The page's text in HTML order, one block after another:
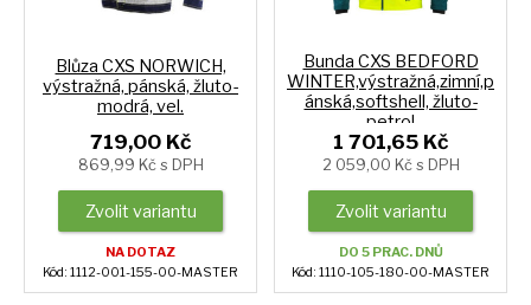
Blůza CXS NORWICH,
výstražná, pánská, žluto-
modrá, vel.
719,00 Kč
869,99 Kč s DPH
Zvolit variantu
NA DOTAZ
Kód: 1112-001-155-00-MASTER
Bunda CXS BEDFORD
WINTER,výstražná,zimní,p
ánská,softshell, žluto-
petrol
1 701,65 Kč
2 059,00 Kč s DPH
Zvolit variantu
DO 5 PRAC. DNŮ
Kód: 1110-105-180-00-MASTER